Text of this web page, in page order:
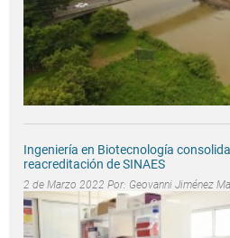
Ingeniería en Biotecnología
reacreditación de SINAES
2 de Marzo 2022 Por: Geovanni Jiménez